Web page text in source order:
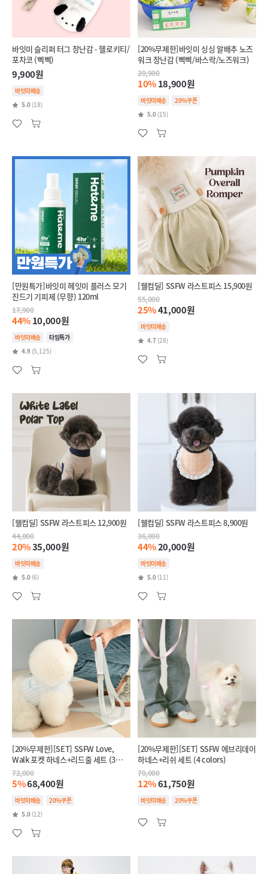
바잇미 슬리퍼 터그 장난감 - 헬로키티/
포차코 (삑삑)
9,900원
바잇미배송
5.0 (18)
[20%무제한]바잇미 싱싱 알배추 노즈
워크 장난감 (삑삑/바스락/노즈워크)
20,900
10%18,900원
바잇미배송
20%쿠폰
5.0 (15)
[만원특가]바잇미 헤잇미 플러스 모기
진드기 기피제 (무향) 120ml
17,900
44%10,000원
바잇미배송
타임특가
4.9 (5,125)
[웰컴딜] SSFW 라스트피스 15,900원
55,000
25%41,000원
바잇미배송
4.7 (28)
[웰컴딜] SSFW 라스트피스 12,900원
44,000
20%35,000원
바잇미배송
5.0 (6)
[웰컴딜] SSFW 라스트피스 8,900원
36,000
44%20,000원
바잇미배송
5.0 (11)
[20%무제한][SET] SSFW Love,
Walk 포켓 하네스+리드줄 세트 (3
colors)
72,000
5%68,400원
바잇미배송
20%쿠폰
5.0 (12)
[20%무제한][SET] SSFW 에브리데이
하네스+리쉬 세트 (4 colors)
70,000
12%61,750원
바잇미배송 20%쿠폰